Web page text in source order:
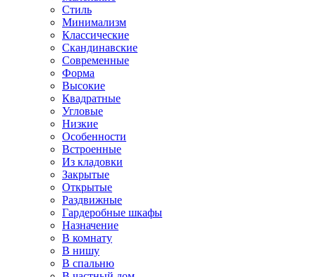
Стиль
Минимализм
Классические
Скандинавские
Современные
Форма
Высокие
Квадратные
Угловые
Низкие
Особенности
Встроенные
Из кладовки
Закрытые
Открытые
Раздвижные
Гардеробные шкафы
Назначение
В комнату
В нишу
В спальню